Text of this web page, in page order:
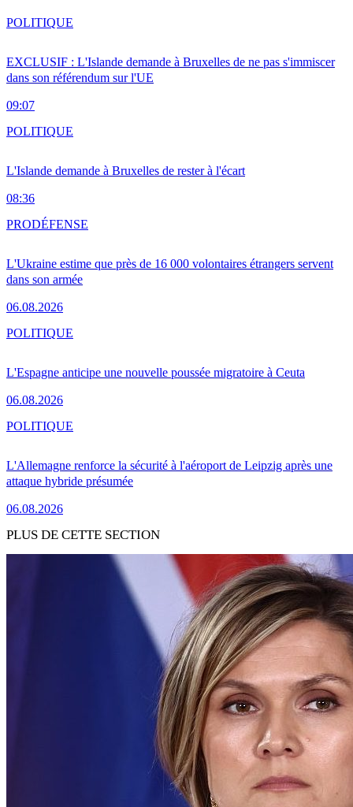
EXCLUSIF : L'Islande demande à Bruxelles de ne pas s'immiscer
dans son référendum sur l'UE
09:07
POLITIQUE
L'Islande demande à Bruxelles de rester à l'écart
08:36
POLITIQUE
L'Ukraine estime que près de 16 000 volontaires étrangers servent
dans son armée
06.08.2026
PRODÉFENSE
L'Espagne anticipe une nouvelle poussée migratoire à Ceuta
06.08.2026
POLITIQUE
L'Allemagne renforce la sécurité à l'aéroport de Leipzig après une
attaque hybride présumée
06.08.2026
POLITIQUE
PLUS DE CETTE SECTION